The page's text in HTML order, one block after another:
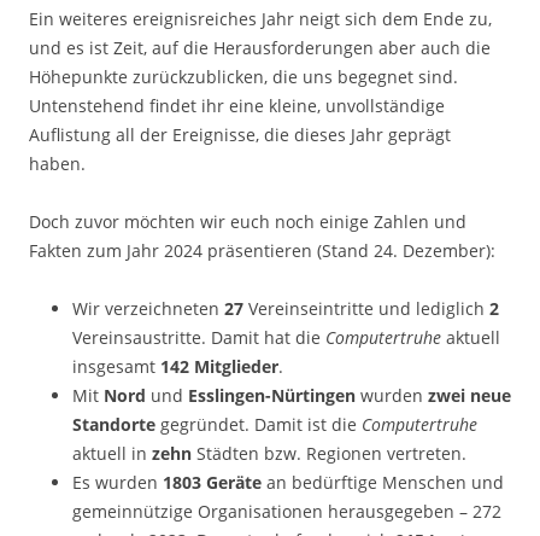
Ein weiteres ereignisreiches Jahr neigt sich dem Ende zu,
und es ist Zeit, auf die Herausforderungen aber auch die
Höhepunkte zurückzublicken, die uns begegnet sind.
Untenstehend findet ihr eine kleine, unvollständige
Auflistung all der Ereignisse, die dieses Jahr geprägt
haben.
Doch zuvor möchten wir euch noch einige Zahlen und
Fakten zum Jahr 2024 präsentieren (Stand 24. Dezember):
Wir verzeichneten 27 Vereinseintritte und lediglich 2
Vereinsaustritte. Damit hat die Computertruhe aktuell
insgesamt 142 Mitglieder.
Mit Nord und Esslingen-Nürtingen wurden zwei neue
Standorte gegründet. Damit ist die Computertruhe
aktuell in zehn Städten bzw. Regionen vertreten.
Es wurden 1803 Geräte an bedürftige Menschen und
gemeinnützige Organisationen herausgegeben – 272